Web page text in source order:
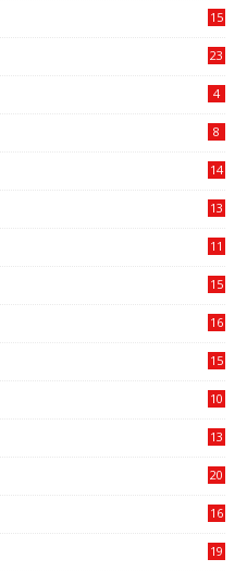
15
23
4
8
14
13
11
15
16
15
10
13
20
16
19